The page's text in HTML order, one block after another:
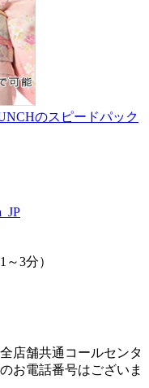
3分）
店舗共通コールセンタ
お電話番号はございま